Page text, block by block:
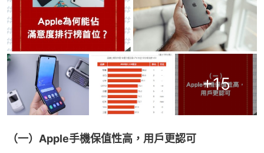
+15
（一）Apple手機保值性高，用戶更認可